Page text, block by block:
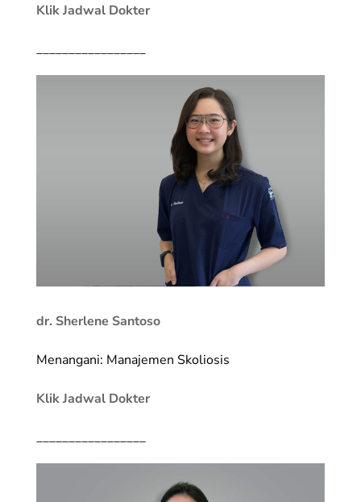
Klik Jadwal Dokter
_________________
dr. Sherlene Santoso
Menangani: Manajemen Skoliosis
Klik Jadwal Dokter
_________________